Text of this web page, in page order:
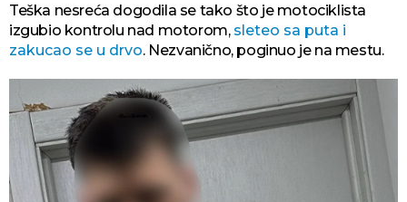
Teška nesreća dogodila se tako što je motociklista
izgubio kontrolu nad motorom, sleteo sa puta i
zakucao se u drvo. Nezvanično, poginuo je na mestu.